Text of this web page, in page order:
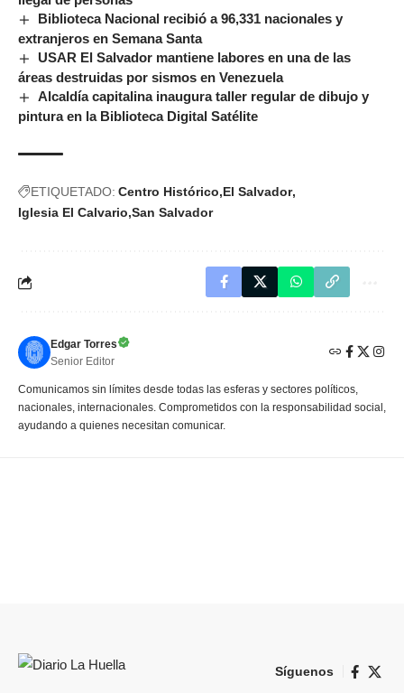
Biblioteca Nacional recibió a 96,331 nacionales y
extranjeros en Semana Santa
USAR El Salvador mantiene labores en una de las
áreas destruidas por sismos en Venezuela
Alcaldía capitalina inaugura taller regular de dibujo y
pintura en la Biblioteca Digital Satélite
ETIQUETADO: Centro Histórico El Salvador
Iglesia El Calvario San Salvador
Edgar Torres
Senior Editor
Comunicamos sin límites desde todas las esferas y sectores políticos,
nacionales, internacionales. Comprometidos con la responsabilidad social,
ayudando a quienes necesitan comunicar.
Síguenos